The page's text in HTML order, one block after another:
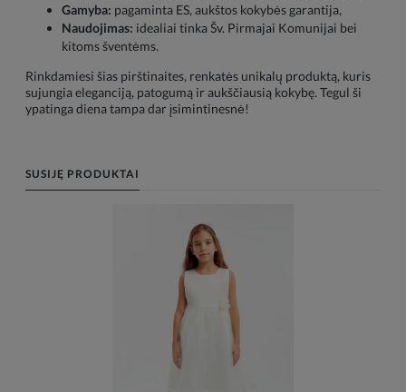
Gamyba: pagaminta ES, aukštos kokybės garantija,
Naudojimas: idealiai tinka Šv. Pirmajai Komunijai bei
kitoms šventėms.
Rinkdamiesi šias pirštinaites, renkatės unikalų produktą, kuris
sujungia eleganciją, patogumą ir aukščiausią kokybę. Tegul ši
ypatinga diena tampa dar įsimintinesnė!
SUSIJĘ PRODUKTAI